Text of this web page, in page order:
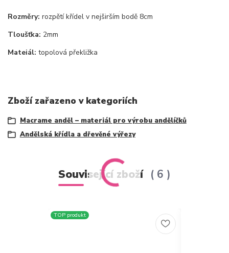
Rozměry: rozpětí křídel v nejširším bodě 8cm
Tloušťka: 2mm
Mateiál: topolová překližka
Zboží zařazeno v kategoriích
Macrame anděl – materiál pro výrobu andělíčků
Andělská křídla a dřevěné výřezy
Související zboží 6
TOP produkt